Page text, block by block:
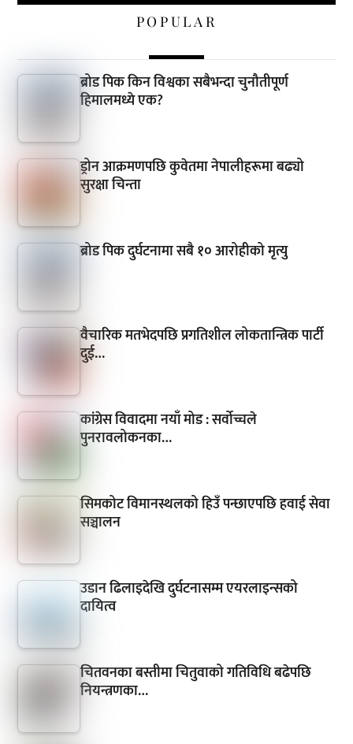
POPULAR
ब्रोड पिक किन विश्वका सबैभन्दा चुनौतीपूर्ण
हिमालमध्ये एक?
ड्रोन आक्रमणपछि कुवेतमा नेपालीहरूमा बढ्यो
सुरक्षा चिन्ता
ब्रोड पिक दुर्घटनामा सबै १० आरोहीको मृत्यु
वैचारिक मतभेदपछि प्रगतिशील लोकतान्त्रिक पार्टी
दुई…
कांग्रेस विवादमा नयाँ मोड : सर्वोच्चले
पुनरावलोकनका…
सिमकोट विमानस्थलको हिउँ पन्छाएपछि हवाई सेवा
सञ्चालन
उडान ढिलाइदेखि दुर्घटनासम्म एयरलाइन्सको
दायित्व
चितवनका बस्तीमा चितुवाको गतिविधि बढेपछि
नियन्त्रणका…